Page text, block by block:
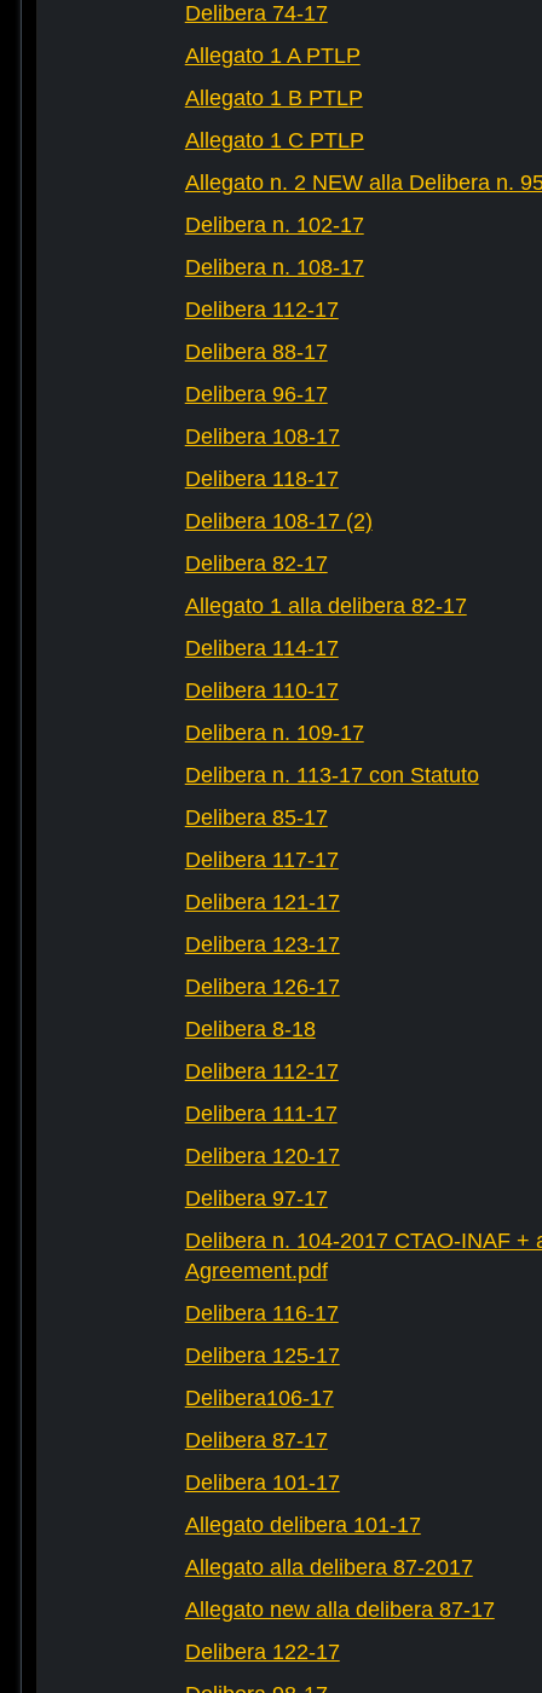
Delibera 74-17
Allegato 1 A PTLP
Allegato 1 B PTLP
Allegato 1 C PTLP
Allegato n. 2 NEW alla Delibera n.
Delibera n. 102-17
Delibera n. 108-17
Delibera 112-17
Delibera 88-17
Delibera 96-17
Delibera 108-17
Delibera 118-17
Delibera 108-17 (2)
Delibera 82-17
Allegato 1 alla delibera 82-17
Delibera 114-17
Delibera 110-17
Delibera n. 109-17
Delibera n. 113-17 con Statuto
Delibera 85-17
Delibera 117-17
Delibera 121-17
Delibera 123-17
Delibera 126-17
Delibera 8-18
Delibera 112-17
Delibera 111-17
Delibera 120-17
Delibera 97-17
Delibera n. 104-2017 CTAO-INAF +
Agreement.pdf
Delibera 116-17
Delibera 125-17
Delibera106-17
Delibera 87-17
Delibera 101-17
Allegato delibera 101-17
Allegato alla delibera 87-2017
Allegato new alla delibera 87-17
Delibera 122-17